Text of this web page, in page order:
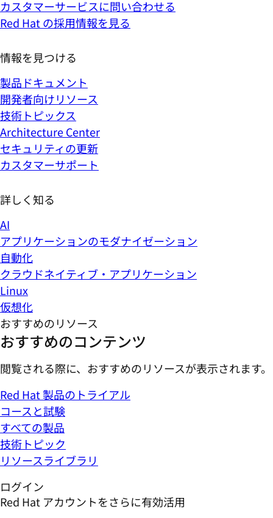
カスタマーサービスに問い合わせる
Red Hat の採用情報を見る
情報を見つける
製品ドキュメント
開発者向けリソース
技術トピックス
Architecture Center
セキュリティの更新
カスタマーサポート
詳しく知る
AI
アプリケーションのモダナイゼーション
自動化
クラウドネイティブ・アプリケーション
Linux
仮想化
おすすめのリソース
おすすめのコンテンツ
閲覧される際に、おすすめのリソースが表示されます。
Red Hat 製品のトライアル
コースと試験
すべての製品
技術トピック
リソースライブラリ
ログイン
Red Hat アカウントをさらに有効活用